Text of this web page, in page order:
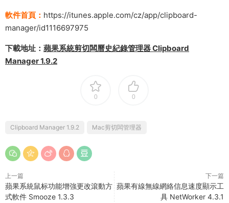
軟件首頁： https://itunes.apple.com/cz/app/clipboard-
manager/id1116697975
下載地址： 蘋果系統剪切闆曆史紀錄管理器 Clipboard
Manager 1.9.2
0 0
Clipboard Manager 1.9.2 Mac剪切闆管理器
上一篇
蘋果系統鼠标功能增強更改滾動方
式軟件 Smooze 1.3.3
下一篇
蘋果有線無線網絡信息速度顯示工
具 NetWorker 4.3.1